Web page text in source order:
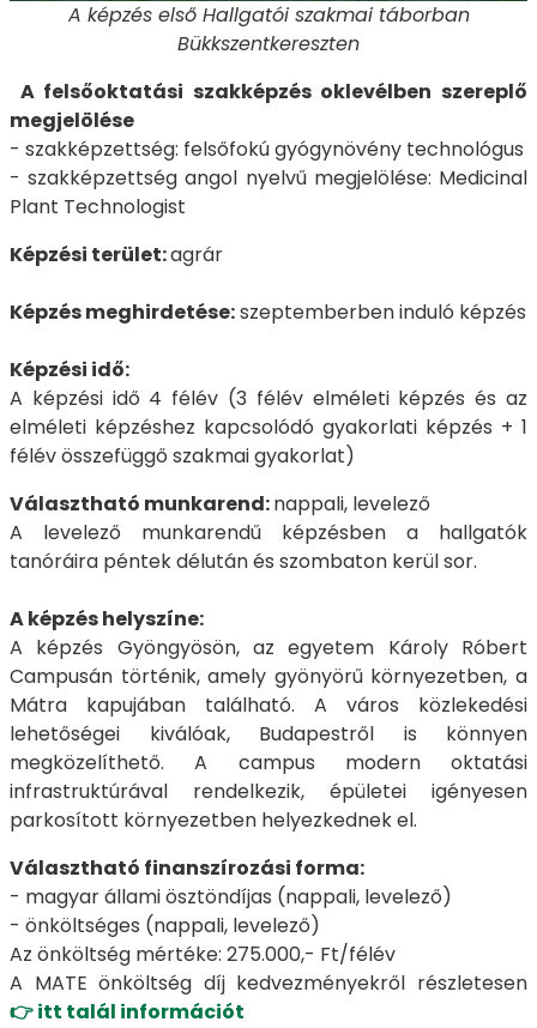
A képzés első Hallgatói szakmai táborban
Bükkszentkereszten
A felsőoktatási szakképzés oklevélben szereplő
megjelölése
- szakképzettség: felsőfokú gyógynövény technológus
- szakképzettség angol nyelvű megjelölése: Medicinal
Plant Technologist
Képzési terület:agrár
Képzés meghirdetése:szeptemberben induló képzés
Képzési idő:
A képzési idő 4 félév (3 félév elméleti képzés és az
elméleti képzéshez kapcsolódó gyakorlati képzés + 1
félév összefüggő szakmai gyakorlat)
Választható munkarend:nappali, levelező
A levelező munkarendű képzésben a hallgatók
tanóráira péntek délután és szombaton kerül sor.
A képzés helyszíne:
A képzés Gyöngyösön, az egyetem Károly Róbert
Campusán történik, amely gyönyörű környezetben, a
Mátra kapujában található. A város közlekedési
lehetőségei kiválóak, Budapestről is könnyen
megközelíthető. A campus modern oktatási
infrastruktúrával rendelkezik, épületei igényesen
parkosított környezetben helyezkednek el.
Választható finanszírozási forma:
- magyar állami ösztöndíjas (nappali, levelező)
- önköltséges (nappali, levelező)
Az önköltség mértéke: 275.000,- Ft/félév
A MATE önköltség díj kedvezményekről részletesen
👉 itt talál információt